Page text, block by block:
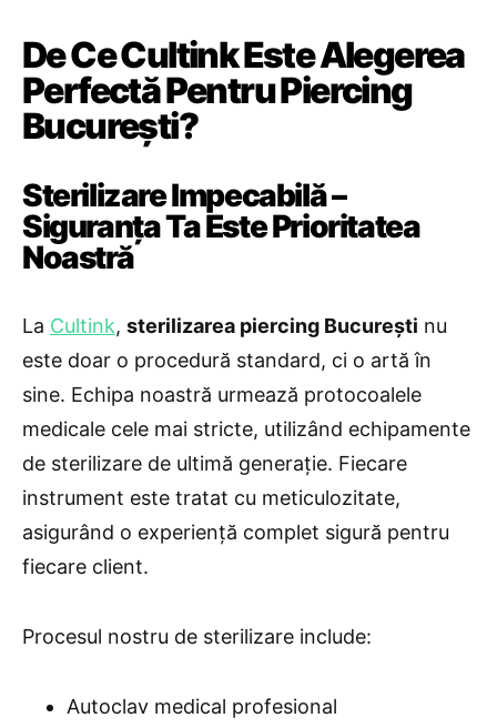
De Ce Cultink Este Alegerea
Perfectă Pentru Piercing
București?
Sterilizare Impecabilă –
Siguranța Ta Este Prioritatea
Noastră
La Cultink, sterilizarea piercing București nu
este doar o procedură standard, ci o artă în
sine. Echipa noastră urmează protocoalele
medicale cele mai stricte, utilizând echipamente
de sterilizare de ultimă generație. Fiecare
instrument este tratat cu meticulozitate,
asigurând o experiență complet sigură pentru
fiecare client.
Procesul nostru de sterilizare include:
Autoclav medical profesional